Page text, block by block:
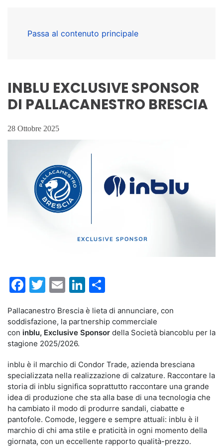
Passa al contenuto principale
INBLU EXCLUSIVE SPONSOR
DI PALLACANESTRO BRESCIA
28 Ottobre 2025
Facebook
Twitter
EmailLinkedIn
Pallacanestro Brescia è lieta di annunciare, con
soddisfazione, la partnership commerciale
con inblu, Exclusive Sponsor della Società biancoblu per la
stagione 2025/2026.
inblu è il marchio di Condor Trade, azienda bresciana
specializzata nella realizzazione di calzature. Raccontare la
storia di inblu significa soprattutto raccontare una grande
idea di produzione che sta alla base di una tecnologia che
ha cambiato il modo di produrre sandali, ciabatte e
pantofole. Comode, leggere e sempre attuali: inblu è il
marchio di chi ama stile e praticità in ogni momento della
giornata, con un eccellente rapporto qualità-prezzo.